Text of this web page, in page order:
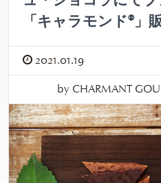
「キャラモンド®」
2021.01.19
by CHARMANT